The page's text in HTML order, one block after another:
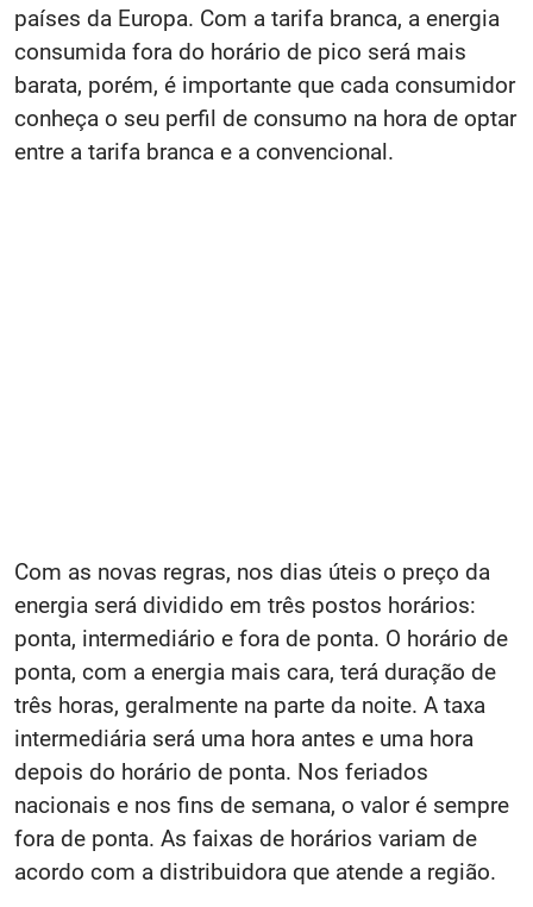
países da Europa. Com a tarifa branca, a energia
consumida fora do horário de pico será mais
barata, porém, é importante que cada consumidor
conheça o seu perfil de consumo na hora de optar
entre a tarifa branca e a convencional.
Com as novas regras, nos dias úteis o preço da
energia será dividido em três postos horários:
ponta, intermediário e fora de ponta. O horário de
ponta, com a energia mais cara, terá duração de
três horas, geralmente na parte da noite. A taxa
intermediária será uma hora antes e uma hora
depois do horário de ponta. Nos feriados
nacionais e nos fins de semana, o valor é sempre
fora de ponta. As faixas de horários variam de
acordo com a distribuidora que atende a região.